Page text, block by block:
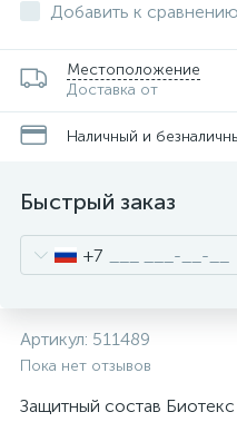
Добавить к сравнению
Местоположение
Доставка от
Наличный и
Быстрый заказ
+7
Артикул: 511489
Пока нет отзывов
Защитный состав